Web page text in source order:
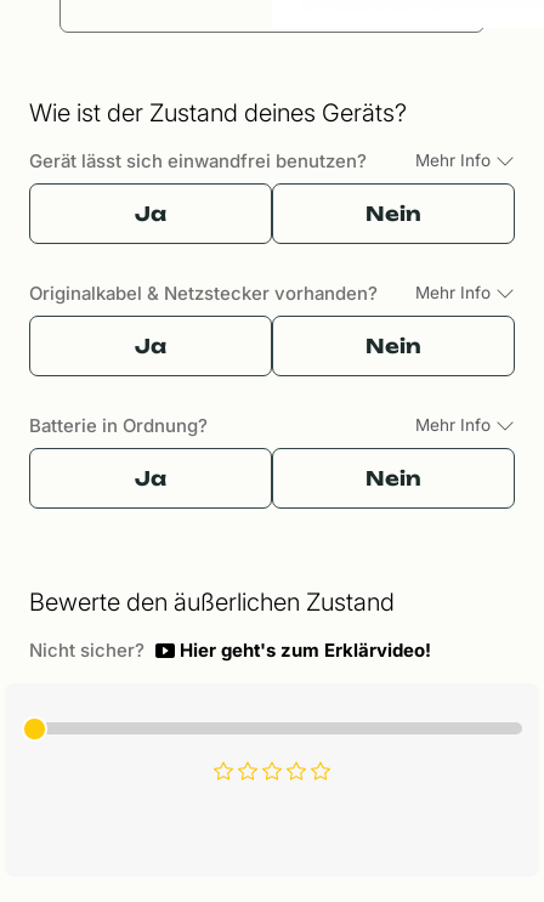
Wie ist der Zustand deines Geräts?
Gerät lässt sich einwandfrei benutzen? Mehr Info
Ja Nein
Originalkabel & Netzstecker vorhanden? Mehr Info
Ja Nein
Batterie in Ordnung? Mehr Info
Ja Nein
Bewerte den äußerlichen Zustand
Nicht sicher? Hier geht's zum Erklärvideo!